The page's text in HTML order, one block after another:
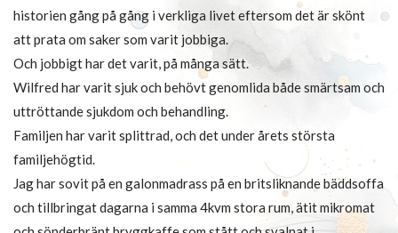
historien gång på gång i verkliga livet eftersom det är skönt
att prata om saker som varit jobbiga.
Och jobbigt har det varit, på många sätt.
Wilfred har varit sjuk och behövt genomlida både smärtsam och
uttröttande sjukdom och behandling.
Familjen har varit splittrad, och det under årets största
familjehögtid.
Jag har sovit på en galonmadrass på en britsliknande bäddsoffa
och tillbringat dagarna i samma 4kvm stora rum, ätit mikromat